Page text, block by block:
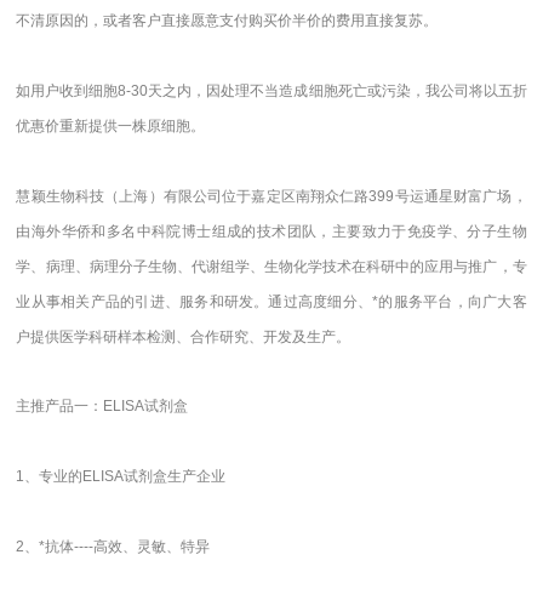
不清原因的，或者客户直接愿意支付购买价半价的费用直接复苏。
如用户收到细胞8-30天之内，因处理不当造成细胞死亡或污染，我公司将以五折
优惠价重新提供一株原细胞。
慧颖生物科技（上海）有限公司位于嘉定区南翔众仁路399号运通星财富广场，
由海外华侨和多名中科院博士组成的技术团队，主要致力于免疫学、分子生物
学、病理、病理分子生物、代谢组学、生物化学技术在科研中的应用与推广，专
业从事相关产品的引进、服务和研发。通过高度细分、*的服务平台，向广大客
户提供医学科研样本检测、合作研究、开发及生产。
主推产品一：ELISA试剂盒
1、专业的ELISA试剂盒生产企业
2、*抗体----高效、灵敏、特异